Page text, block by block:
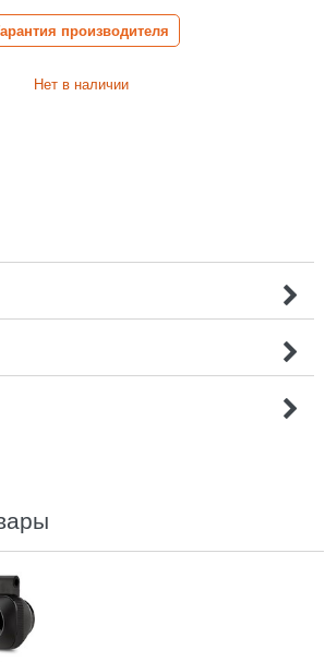
производителя
Нет в наличии